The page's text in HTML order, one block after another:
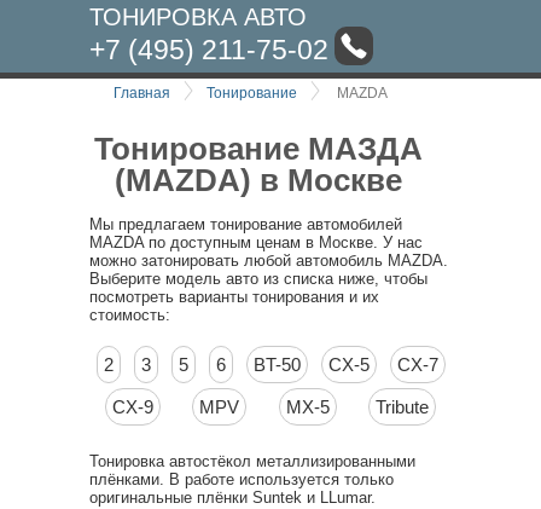
ТОНИРОВКА АВТО
+7 (495) 211-75-02
Главная Тонирование MAZDA
Тонирование МАЗДА
(MAZDA) в Москве
Мы предлагаем тонирование автомобилей
MAZDA по доступным ценам в Москве. У нас
можно затонировать любой автомобиль MAZDA.
Выберите модель авто из списка ниже, чтобы
посмотреть варианты тонирования и их
стоимость:
2 3 5 6 BT-50 CX-5 CX-7
CX-9 MPV MX-5 Tribute
Тонировка автостёкол металлизированными
плёнками. В работе используется только
оригинальные плёнки Suntek и LLumar.